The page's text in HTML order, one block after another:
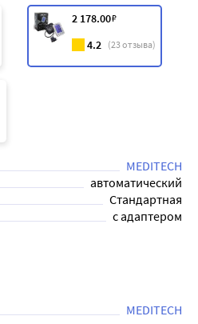
2 178.00₽
4.2 (23отзыва)
MEDITECH
автоматический
Стандартная
с адаптером
MEDITECH